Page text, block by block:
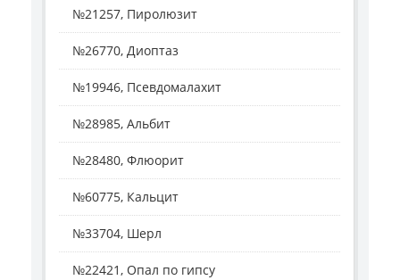
№21257, Пиролюзит
№26770, Диоптаз
№19946, Псевдомалахит
№28985, Альбит
№28480, Флюорит
№60775, Кальцит
№33704, Шерл
№22421, Опал по гипсу